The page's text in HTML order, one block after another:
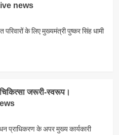
news
के लिए मुख्यमंत्री पुष्कर सिंह धामी
जरूरी-स्वरूप।
प्राधिकरण के अपर मुख्य कार्यकारी